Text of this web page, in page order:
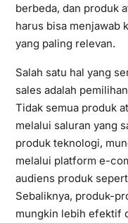
berbeda, dan produk
harus bisa menjawab
yang paling relevan.
Salah satu hal yang
sales adalah pemilihan
Tidak semua produk
melalui saluran yang
produk teknologi,
melalui platform e-
audiens produk
Sebaliknya, produk-
mungkin lebih efektif